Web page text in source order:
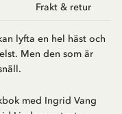
Frakt & retur
lyfta en hel häst och
Men den som är
med Ingrid Vang